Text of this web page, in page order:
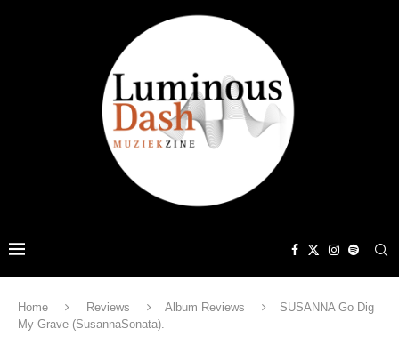
Home Reviews Album Reviews
SUSANNA Go Dig
My Grave (SusannaSonata).